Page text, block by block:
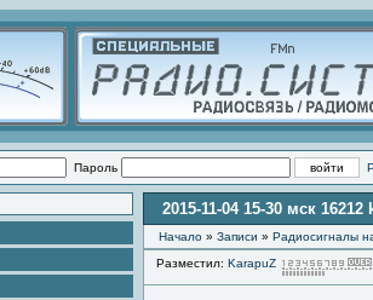
Пароль
2015-11-04 15-30 мск
Начало » Записи » Радиоcигналы
Разместил: KarapuZ